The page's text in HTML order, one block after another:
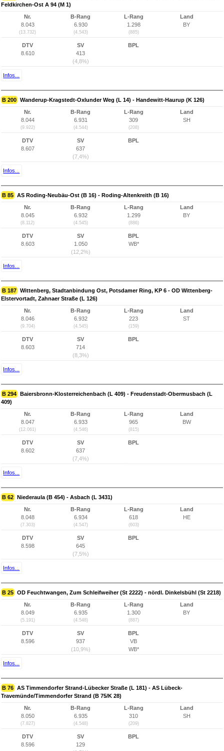
Feldkirchen-Ost A 94 (M 1)
Nr.
8.043
(13.732)
B-Rang
6.930
(4.543)
L-Rang
1.298
(885)
Land
BY
DTV
8.610
SV
413
(4,8%)
BPL
Infos...
B 200 Wanderup-Kragstedt-Oxlunder Weg (L 14) - Handewitt-Haurup (K 126)
Nr.
8.044
(9.922)
B-Rang
6.931
(4.544)
L-Rang
309
(208)
Land
SH
DTV
8.607
SV
637
(7,4%)
BPL
Infos...
B 85 AS Roding-Neubäu-Ost (B 16) - Roding-Altenkreith (B 16)
Nr.
8.045
(8.112)
B-Rang
6.932
(4.545)
L-Rang
1.299
(886)
Land
BY
DTV
8.603
SV
1.050
(12,2%)
BPL
WB*
Infos...
B 187 Wittenberg, Stadtanbindung Ost, Potsdamer Ring, KP 6 - OD Wittenberg-
Elstervortadt, Zahnaer Straße (L 126)
Nr.
8.046
(9.704)
B-Rang
6.932
(4.545)
L-Rang
223
(159)
Land
ST
DTV
8.603
SV
714
(8,3%)
BPL
Infos...
B 294 Baiersbronn-Klosterreichenbach (L 409) - Freudenstadt-Obermusbach (L
409)
Nr.
8.047
(12.061)
B-Rang
6.933
(4.546)
L-Rang
965
(815)
Land
BW
DTV
8.602
SV
637
(7,4%)
BPL
Infos...
B 62 Niederaula (B 454) - Asbach (L 3431)
Nr.
8.048
(7.303)
B-Rang
6.934
(4.547)
L-Rang
618
(603)
Land
HE
DTV
8.598
SV
645
(7,5%)
BPL
Infos...
B 25 OD Feuchtwangen, Zum Schleifweiher (St 2222) - nördl. Dinkelsbühl (St 2218)
Nr.
8.049
(5.191)
B-Rang
6.935
(4.548)
L-Rang
1.300
(887)
Land
BY
DTV
8.596
SV
937
(10,9%)
BPL
VB
WB*
Infos...
B 76 AS Timmendorfer Strand-Lübecker Straße (L 181) - AS Lübeck-
Travemünde/Timmendorfer Strand (B 75/K 28)
Nr.
8.050
(7.827)
B-Rang
6.935
(4.548)
L-Rang
310
(209)
Land
SH
DTV
8.596
SV
129
BPL